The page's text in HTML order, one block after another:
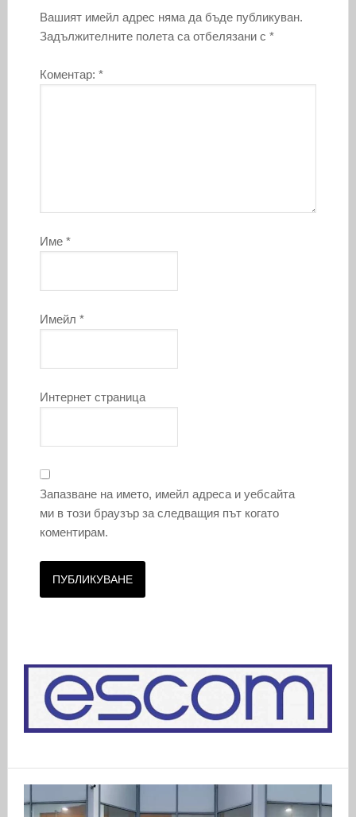
Вашият имейл адрес няма да бъде публикуван.
Задължителните полета са отбелязани с *
Коментар: *
Име *
Имейл *
Интернет страница
Запазване на името, имейл адреса и уебсайта
ми в този браузър за следващия път когато
коментирам.